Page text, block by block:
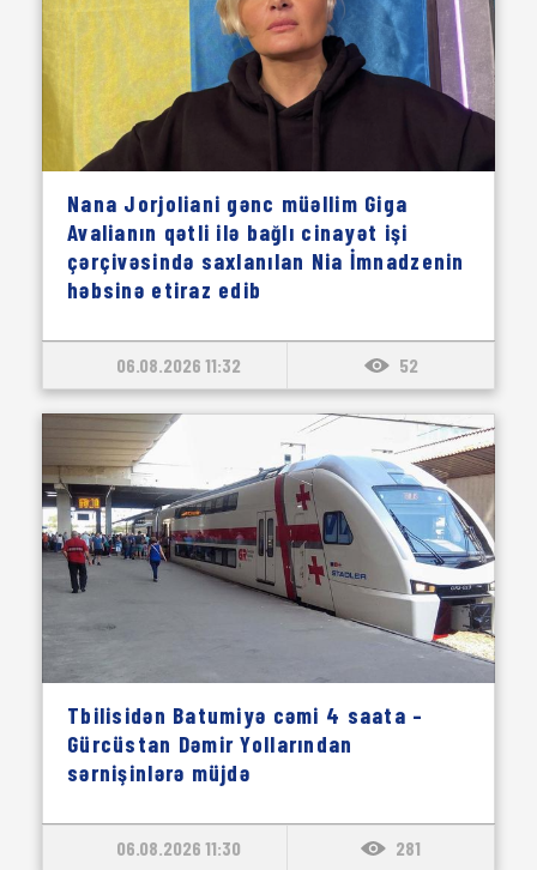
Nana Jorjoliani gənc müəllim Giga
Avalianın qətli ilə bağlı cinayət işi
çərçivəsində saxlanılan Nia İmnadzenin
həbsinə etiraz edib
06.08.2026 11:32 52
Tbilisidən Batumiyə cəmi 4 saata –
Gürcüstan Dəmir Yollarından
sərnişinlərə müjdə
06.08.2026 11:30 281